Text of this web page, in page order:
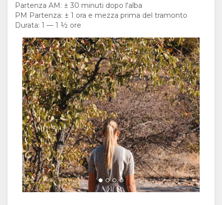
Partenza AM: ± 30 minuti dopo l'alba
PM Partenza: ± 1 ora e mezza prima del tramonto
Durata: 1 — 1 ½ ore